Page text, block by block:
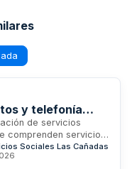
y telefonía
Servicios
de servicios
comprenden servicio
móvil para la
Cañadas. El
Sociales Las Cañadas